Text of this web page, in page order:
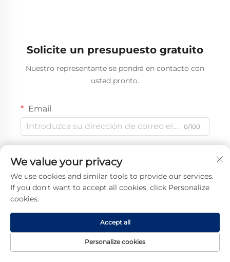
Solicite un presupuesto gratuito
Nuestro representante se pondrá en contacto con
usted pronto.
Email
0/100
Nombre
Nombre de la empresa
We value your privacy
We use cookies and similar tools to provide our services.
If you don't want to accept all cookies, click Personalize
cookies.
Personalize cookies
Accept all